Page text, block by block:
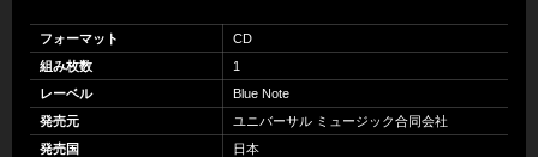
フォーマット
CD
組み枚数
1
レーベル
Blue Note
発売元
ユニバーサル ミュージック合同会社
発売国
日本